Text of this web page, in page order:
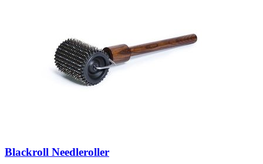
Blackroll Needleroller